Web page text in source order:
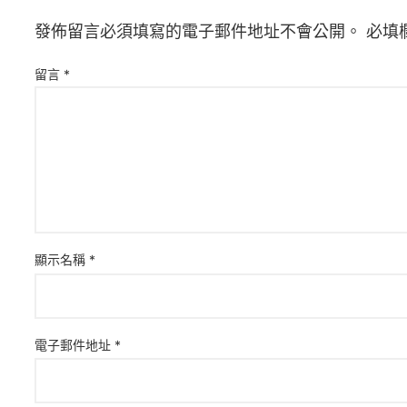
發佈留言必須填寫的電子郵件地址不會公開。 必填
留言 *
顯示名稱 *
電子郵件地址 *